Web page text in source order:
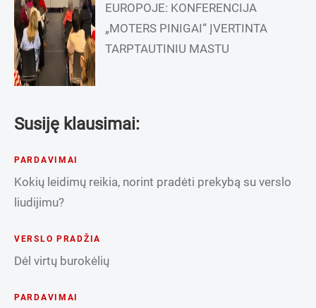
EUROPOJE: KONFERENCIJA
„MOTERS PINIGAI“ ĮVERTINTA
TARPTAUTINIU MASTU
Susiję klausimai:
PARDAVIMAI
Kokių leidimų reikia, norint pradėti prekybą su verslo
liudijimu?
VERSLO PRADŽIA
Dėl virtų burokėlių
PARDAVIMAI